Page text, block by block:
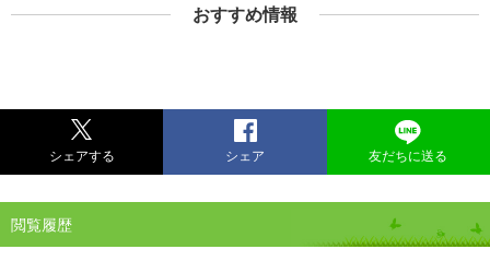
おすすめ情報
シェアする シェア 友だちに送る
閲覧履歴